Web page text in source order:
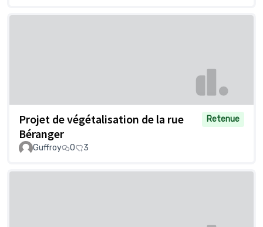
Projet de végétalisation de la rue
Béranger
Retenue
Guffroy 0 3